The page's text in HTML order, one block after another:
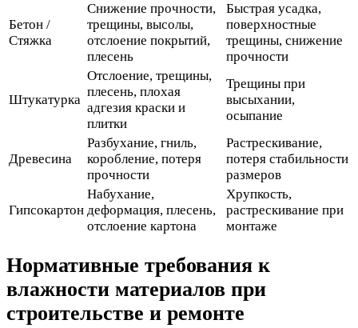
Бетон /
Стяжка
Снижение прочности,
трещины, высолы,
отслоение покрытий,
плесень
Быстрая усадка,
поверхностные
трещины, снижение
прочности
Штукатурка
Отслоение, трещины,
плесень, плохая
адгезия краски и
плитки
Трещины при
высыхании,
осыпание
Древесина
Разбухание, гниль,
коробление, потеря
прочности
Растрескивание,
потеря стабильности
размеров
Гипсокартон
Набухание,
деформация, плесень,
отслоение картона
Хрупкость,
растрескивание при
монтаже
Нормативные требования к
влажности материалов при
строительстве и ремонте